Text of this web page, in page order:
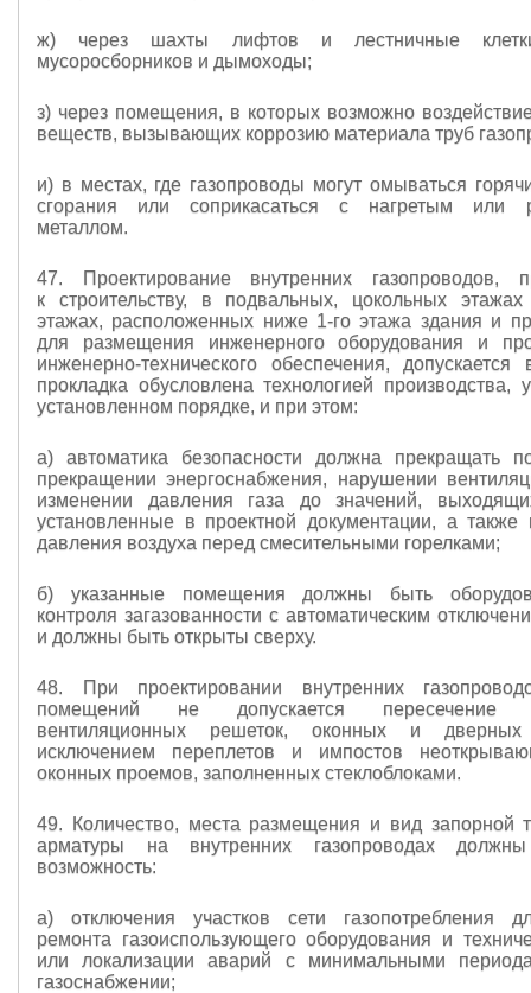
ж) через шахты лифтов и лестничные
мусоросборников и дымоходы;
з) через помещения, в которых возможно
веществ, вызывающих коррозию материала труб
и) в местах, где газопроводы могут омываться
сгорания или соприкасаться с нагретым или
металлом.
47. Проектирование внутренних газопроводов,
к строительству, в подвальных, цокольных этажах
этажах, расположенных ниже 1-го этажа здания и
для размещения инженерного оборудования и
инженерно-технического обеспечения,
прокладка обусловлена технологией производства,
установленном порядке, и при этом:
а) автоматика безопасности должна прекращать
прекращении энергоснабжения, нарушении
изменении давления газа до значений,
установленные в проектной документации, а
давления воздуха перед смесительными горелками;
б) указанные помещения должны быть
контроля загазованности с автоматическим
и должны быть открыты сверху.
48. При проектировании внутренних
помещений не допускается пересечение
вентиляционных решеток, оконных и
исключением переплетов и импостов
оконных проемов, заполненных стеклоблоками.
49. Количество, места размещения и вид запорной
арматуры на внутренних газопроводах должны
возможность:
а) отключения участков сети газопотребления
ремонта газоиспользующего оборудования и
или локализации аварий с минимальными
газоснабжении;